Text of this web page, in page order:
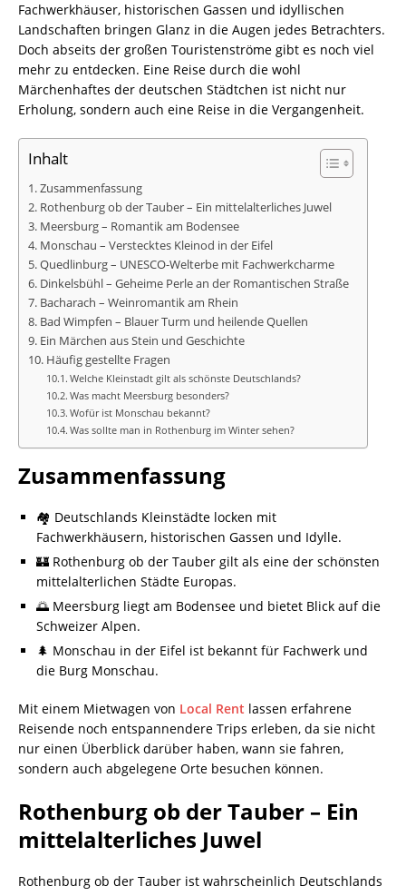
Fachwerkhäuser, historischen Gassen und idyllischen
Landschaften bringen Glanz in die Augen jedes Betrachters.
Doch abseits der großen Touristenströme gibt es noch viel
mehr zu entdecken. Eine Reise durch die wohl
Märchenhaftes der deutschen Städtchen ist nicht nur
Erholung, sondern auch eine Reise in die Vergangenheit.
Inhalt
Zusammenfassung
Rothenburg ob der Tauber – Ein mittelalterliches Juwel
Meersburg – Romantik am Bodensee
Monschau – Verstecktes Kleinod in der Eifel
Quedlinburg – UNESCO-Welterbe mit Fachwerkcharme
Dinkelsbühl – Geheime Perle an der Romantischen Straße
Bacharach – Weinromantik am Rhein
Bad Wimpfen – Blauer Turm und heilende Quellen
Ein Märchen aus Stein und Geschichte
Häufig gestellte Fragen
Welche Kleinstadt gilt als schönste Deutschlands?
Was macht Meersburg besonders?
Wofür ist Monschau bekannt?
Was sollte man in Rothenburg im Winter sehen?
Zusammenfassung
🏘️ Deutschlands Kleinstädte locken mit
Fachwerkhäusern, historischen Gassen und Idylle.
🏰 Rothenburg ob der Tauber gilt als eine der schönsten
mittelalterlichen Städte Europas.
🌅 Meersburg liegt am Bodensee und bietet Blick auf die
Schweizer Alpen.
🌲 Monschau in der Eifel ist bekannt für Fachwerk und
die Burg Monschau.
Mit einem Mietwagen von Local Rent lassen erfahrene
Reisende noch entspannendere Trips erleben, da sie nicht
nur einen Überblick darüber haben, wann sie fahren,
sondern auch abgelegene Orte besuchen können.
Rothenburg ob der Tauber – Ein
mittelalterliches Juwel
Rothenburg ob der Tauber ist wahrscheinlich Deutschlands